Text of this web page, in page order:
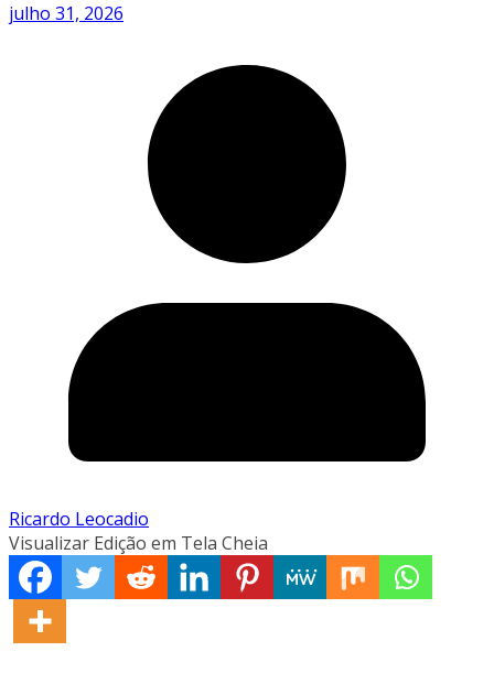
julho 31, 2026
Ricardo Leocadio
Visualizar Edição em Tela Cheia